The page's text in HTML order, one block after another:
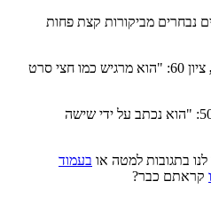
נבחרים מביקורות קצת פחות
ציון 60: "הוא מרגיש כמו חצי סרט
, ציון 50: "הוא נכתב על ידי שישה
בתגובות למטה או בעמוד
קראתם כבר?